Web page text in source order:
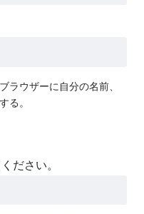
ラウザーに自分の名前、
る。
ださい。